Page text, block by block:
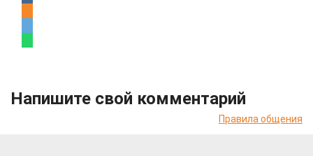
Напишите свой комментарий
Правила общения